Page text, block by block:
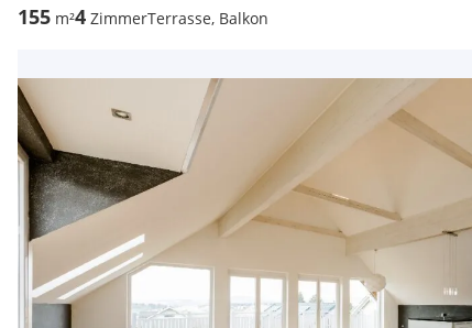
155 m²4 ZimmerTerrasse, Balkon